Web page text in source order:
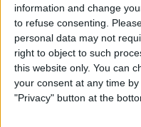
information and change
to refuse consenting.
personal data may not
right to object to such
this website only. You can
your consent at any time
"Privacy" button at the
“É muito estranho”,
os ciclistas para o
tudo chegar a tempo
dia em França antes
contrarrelógio é
organização e pessoal”.